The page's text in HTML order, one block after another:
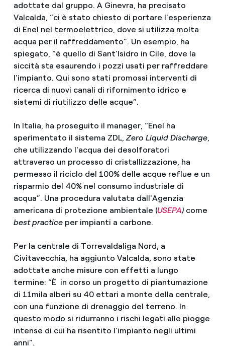
adottate dal gruppo. A Ginevra, ha precisato
Valcalda, “ci è stato chiesto di portare l'esperienza
di Enel nel termoelettrico, dove si utilizza molta
acqua per il raffreddamento”. Un esempio, ha
spiegato, “è quello di Sant'Isidro in Cile, dove la
siccità sta esaurendo i pozzi usati per raffreddare
l'impianto. Qui sono stati promossi interventi di
ricerca di nuovi canali di rifornimento idrico e
sistemi di riutilizzo delle acque”.
In Italia, ha proseguito il manager, “Enel ha
sperimentato il sistema ZDL,Zero Liquid Discharge,
che utilizzando l'acqua dei desolforatori
attraverso un processo di cristallizzazione, ha
permesso il riciclo del 100% delle acque reflue e un
risparmio del 40% nel consumo industriale di
acqua”. Una procedura valutata dall'Agenzia
americana di protezione ambientale (USEPA)come
best practiceper impianti a carbone.
Per la centrale di Torrevaldaliga Nord, a
Civitavecchia, ha aggiunto Valcalda, sono state
adottate anche misure con effetti a lungo
termine: “È in corso un progetto di piantumazione
di 11mila alberi su 40 ettari a monte della centrale,
con una funzione di drenaggio del terreno. In
questo modo si ridurranno i rischi legati alle piogge
intense di cui ha risentito l'impianto negli ultimi
anni”.